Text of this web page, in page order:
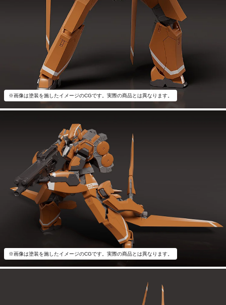
※画像は塗装を施したイメージのCGです。実際の商品とは異なります。
※画像は塗装を施したイメージのCGです。実際の商品とは異なります。